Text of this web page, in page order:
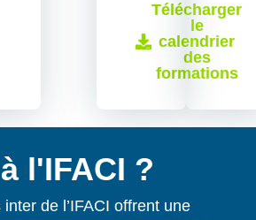
Télécharger
le
calendrier
des
formations
l'IFACI ?
de l’IFACI offrent une